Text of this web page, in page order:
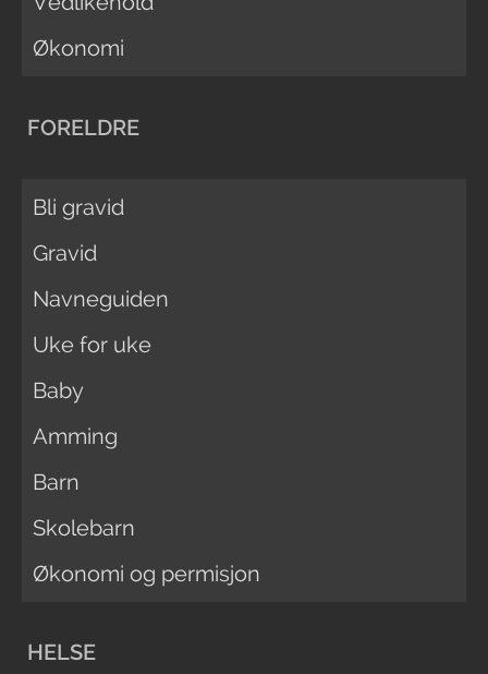
Økonomi
FORELDRE
Bli gravid
Gravid
Navneguiden
Uke for uke
Baby
Amming
Barn
Skolebarn
Økonomi og permisjon
HELSE